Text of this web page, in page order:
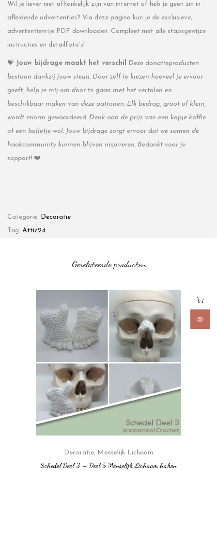
Wil je liever niet afhankelijk zijn van internet of heb je geen zin in
afleidende advertenties? Via deze pagina kun je de exclusieve,
advertentievrije PDF downloaden. Compleet met alle stapsgewijze
instructies en detailfoto’s!
💝 Jouw bijdrage maakt het verschil Deze donatieproducten
bestaan dankzij jouw steun. Door zelf te kiezen hoeveel je ervoor
geeft, help je mij om door te gaan met het vertalen en
beschikbaar maken van deze patronen. Elk bedrag, groot of klein,
wordt enorm gewaardeerd. Denk aan de prijs van een kopje koffie
of een bolletje wol. Jouw bijdrage zorgt ervoor dat we samen de
haakcommunity kunnen blijven inspireren. Bedankt voor je
support! ❤️
Categorie: Decoratie
Tag: Attic24
Gerelateerde producten
Decoratie, Menselijk Lichaam
Schedel Deel 3 – Deel 5 Menselijk Lichaam haken